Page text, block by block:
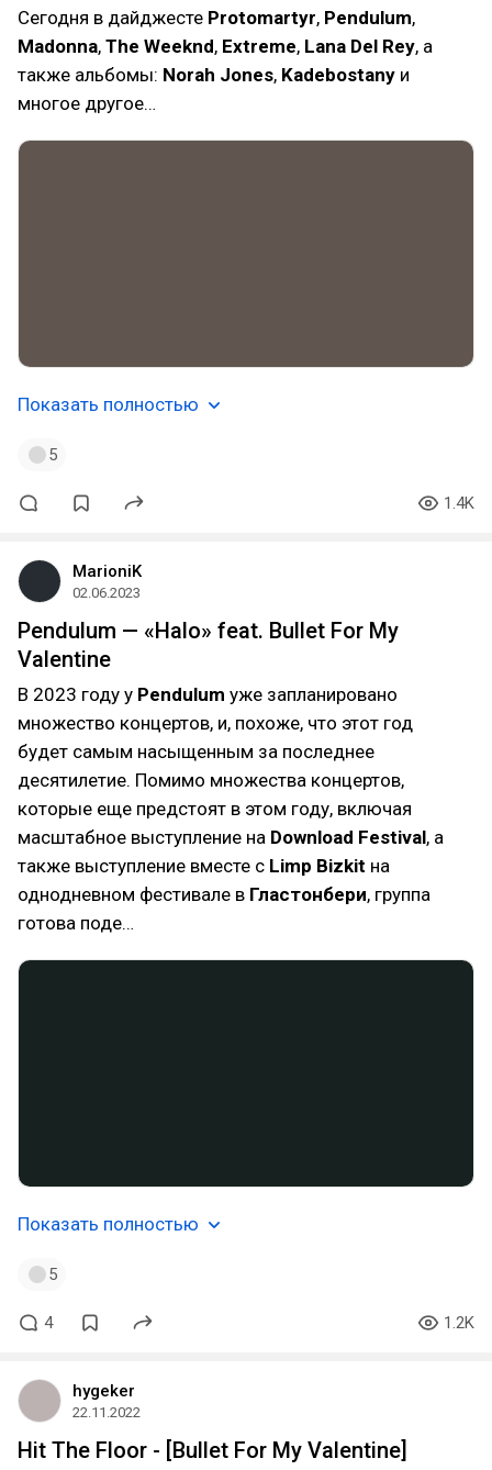
Сегодня в дайджесте Protomartyr, Pendulum,
Madonna, The Weeknd, Extreme, Lana Del Rey, а
также альбомы: Norah Jones, Kadebostany и
многое другое…
Показать полностью
5
1.4K
MarioniK
02.06.2023
Pendulum — «Halo» feat. Bullet For My
Valentine
В 2023 году у Pendulum уже запланировано
множество концертов, и, похоже, что этот год
будет самым насыщенным за последнее
десятилетие. Помимо множества концертов,
которые еще предстоят в этом году, включая
масштабное выступление на Download Festival, а
также выступление вместе с Limp Bizkit на
однодневном фестивале в Гластонбери, группа
готова поде…
Показать полностью
5
4 1.2K
hygeker
22.11.2022
Hit The Floor - [Bullet For My Valentine]